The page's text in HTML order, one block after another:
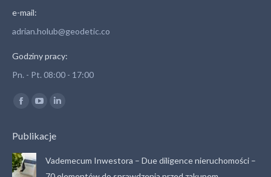
e-mail:
adrian.holub@geodetic.co
Godziny pracy:
Pn. - Pt. 08:00 - 17:00
Znajdź nas na:
Facebook
się
w
nowym
się
Publikacje
Vademecum Inwestora – Due diligence nieruchomości –